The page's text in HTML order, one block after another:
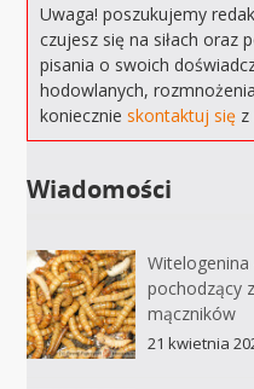
Uwaga! poszukujemy
czujesz się na siłach oraz
pisania o swoich
hodowlanych,
koniecznieskontaktuj się z
Wiadomości
pochodzący
mączników
21 kwietnia